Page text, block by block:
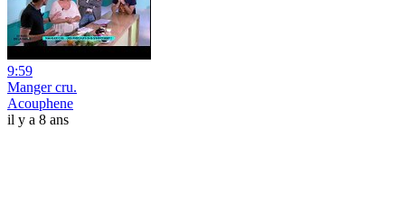
9:59
Manger cru.
Acouphene
il y a 8 ans